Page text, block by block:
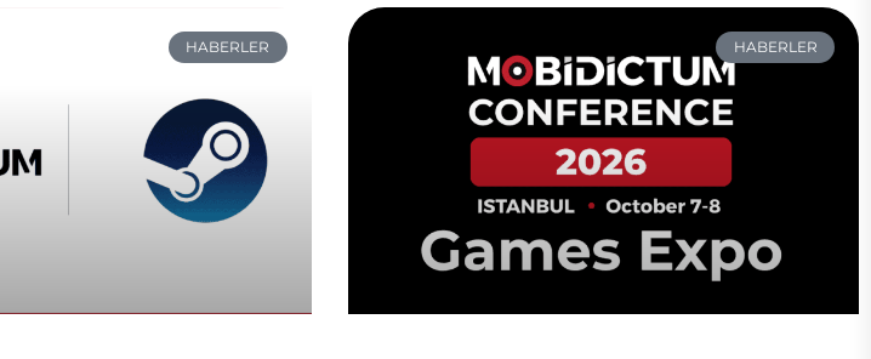
HABERLER HABERLER